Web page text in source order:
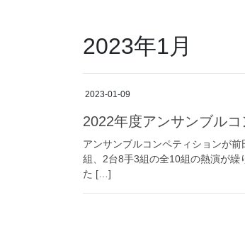
2023年1月
2023-01-09
2022年度アンサンブル
アンサンブルコンペティションが
組、2台8手3組の全10組の熱演が繰
た […]